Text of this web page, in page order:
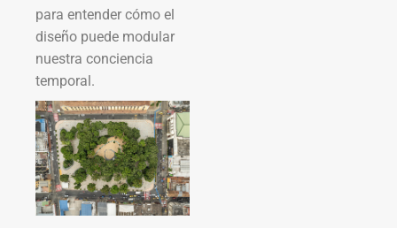
para entender cómo el
diseño puede modular
nuestra conciencia
temporal.